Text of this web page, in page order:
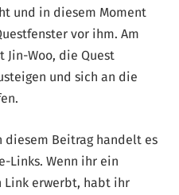
und in diesem Moment
vor ihm. Am
Jin-Woo, die Quest
und sich an die
diesem Beitrag handelt es
Links. Wenn ihr ein
Link erwerbt, habt ihr